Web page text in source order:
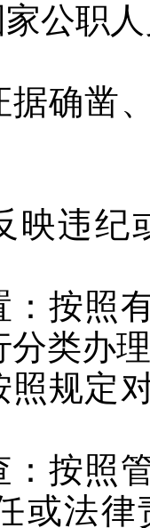
公职
据确凿
映违纪
：按照
分类办
照规定
：按照
或法